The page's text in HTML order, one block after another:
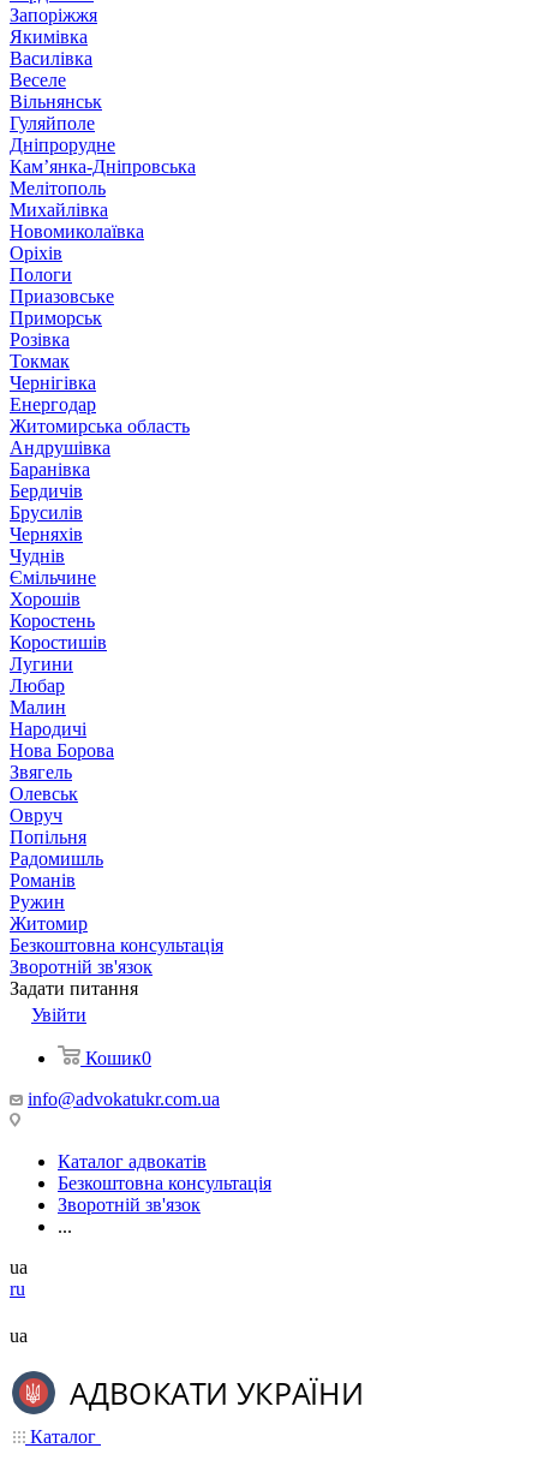
Запоріжжя
Якимівка
Василівка
Веселе
Вільнянськ
Гуляйполе
Дніпрорудне
Кам’янка-Дніпровська
Мелітополь
Михайлівка
Новомиколаївка
Оріхів
Пологи
Приазовське
Приморськ
Розівка
Токмак
Чернігівка
Енергодар
Житомирська область
Андрушівка
Баранівка
Бердичів
Брусилів
Черняхів
Чуднів
Ємільчине
Хорошів
Коростень
Коростишів
Лугини
Любар
Малин
Народичі
Нова Борова
Звягель
Олевськ
Овруч
Попільня
Радомишль
Романів
Ружин
Житомир
Безкоштовна консультація
Зворотній зв'язок
Задати питання
Увійти
Кошик0
info@advokatukr.com.ua
Каталог адвокатів
Безкоштовна консультація
Зворотній зв'язок
...
ua
ru
ua
Каталог